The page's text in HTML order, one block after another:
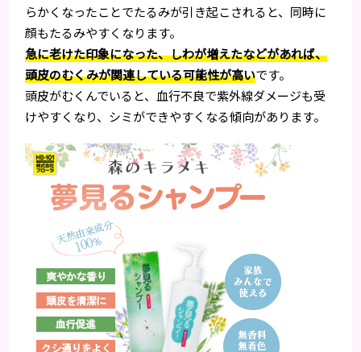
らかくなったことでたるみが引き起こされると、同時に
顔もたるみやすくなります。
急に老けた印象になった、しわが増えたなどがあれば、
頭皮のむくみが関連している可能性が高いです。
頭皮がむくんでいると、血行不良で紫外線ダメージも受
けやすくなり、シミができやすくなる傾向があります。